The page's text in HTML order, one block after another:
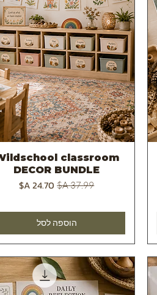
תצוגה מהירהclassroom
DECOR BUNDLE
מחיר רגיל‏37.99 ‏A$ מחיר מבצע
הוספה לסל